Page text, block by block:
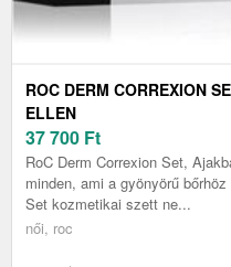
ROC DERM CORREXION
ELLEN
37 700 Ft
RoC Derm Correxion Set,
minden, ami a gyönyörű
Set kozmetikai szett ne...
női, roc